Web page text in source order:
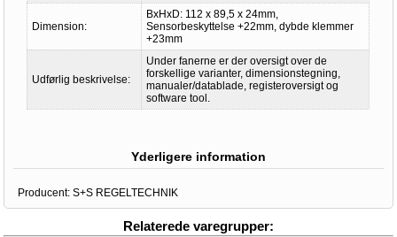
Dimension:
BxHxD: 112 x 89,5 x 24mm,
Sensorbeskyttelse +22mm, dybde klemmer
+23mm
Udførlig beskrivelse:
Under fanerne er der oversigt over de
forskellige varianter, dimensionstegning,
manualer/datablade, registeroversigt og
software tool.
Yderligere information
Producent: S+S REGELTECHNIK
Relaterede varegrupper: